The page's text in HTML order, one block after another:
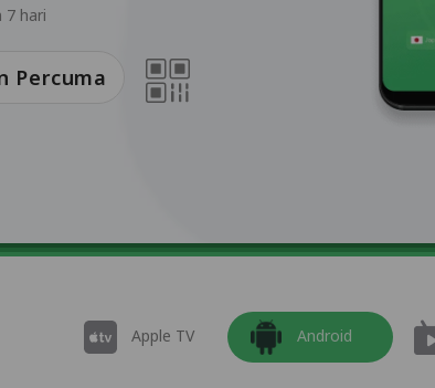
7 hari
Percuma
Apple TV Android